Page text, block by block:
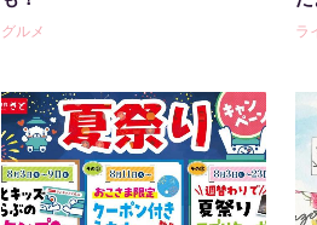
グルメ ラ